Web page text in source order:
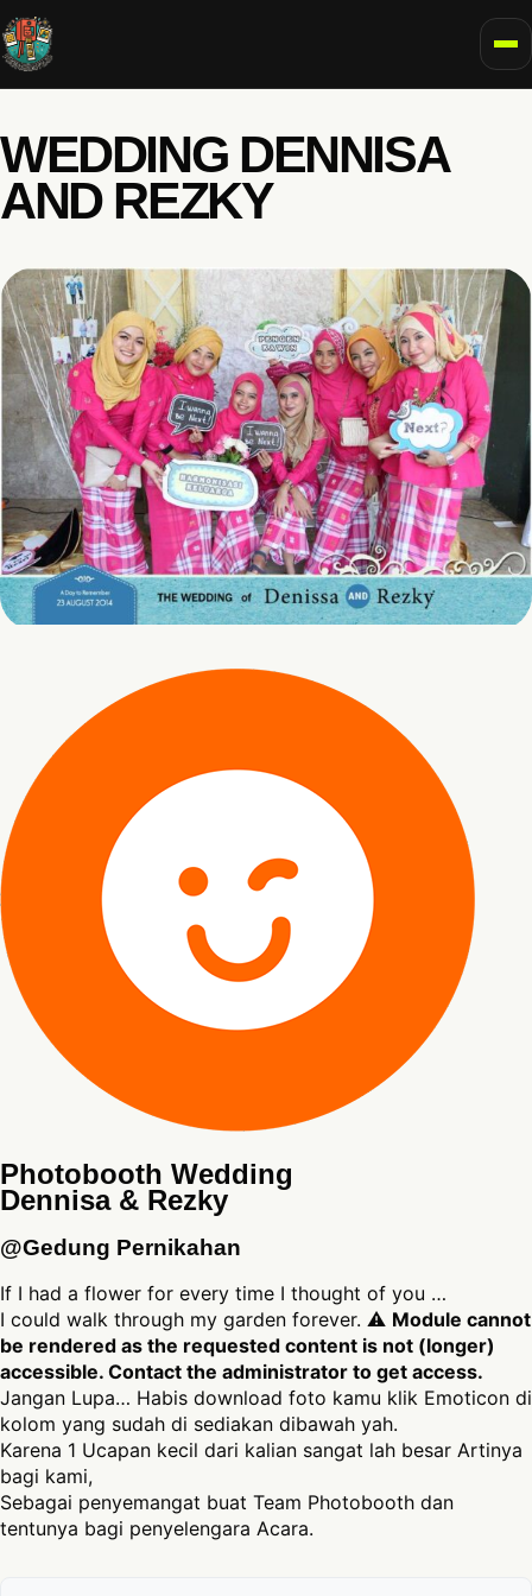
WEDDING DENNISA
AND REZKY
Photobooth Wedding
Dennisa & Rezky
@Gedung Pernikahan
If I had a flower for every time I thought of you …
I could walk through my garden forever. ⚠ Module cannot
be rendered as the requested content is not (longer)
accessible. Contact the administrator to get access.
Jangan Lupa… Habis download foto kamu klik Emoticon di
kolom yang sudah di sediakan dibawah yah.
Karena 1 Ucapan kecil dari kalian sangat lah besar Artinya
bagi kami,
Sebagai penyemangat buat Team Photobooth dan
tentunya bagi penyelengara Acara.